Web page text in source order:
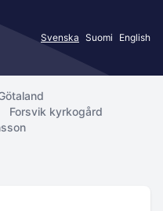
Svenska Suomi English
Forsvik kyrkogård